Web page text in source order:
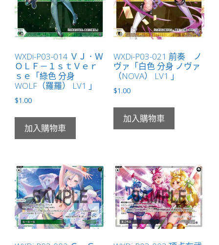
WXDi-P03-014 ＶＪ．Ｗ
ＯＬＦ－１ｓｔＶｅｒ
ｓｅ「綠色 分身
WOLF（羅羅） LV1 」
$1.00
加入購物車
WXDi-P03-021 前奏 ノ
ヴァ「白色 分身 ノヴァ
（NOVA） LV1 」
$1.00
加入購物車